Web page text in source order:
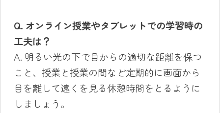
Q. オンライン授業やタブレットでの学習時の
工夫は？
A. 明るい光の下で目からの適切な距離を保つ
こと、授業と授業の間など定期的に画面から
目を離して遠くを見る休憩時間をとるように
しましょう。